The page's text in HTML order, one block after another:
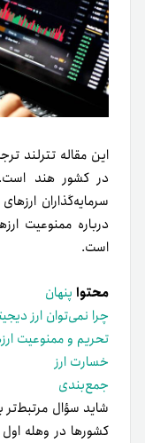
این مقاله تترلند
در کشور هند
سرمایه‌گذاران
درباره ممنوعیت
است.
محتوا پنهان
چرا نمی‌توان ارز
تحریم و ممنوعیت
خسارت ارز
جمع‌بندی
شاید سؤال
کشورها در وهله اول